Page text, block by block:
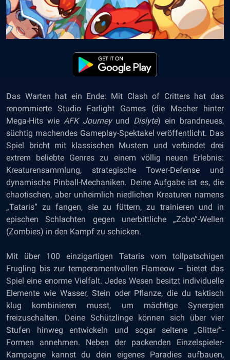
Das Warten hat ein Ende: Mit Clash of Critters hat das
renommierte Studio Farlight Games (die Macher hinter
Mega-Hits wie AFK Journeyund Dislyte) ein brandneues,
süchtig machendes Gameplay-Spektakel veröffentlicht. Das
Spiel bricht mit klassischen Mustern und verbindet drei
extrem beliebte Genres zu einem völlig neuen Erlebnis:
Kreaturensammlung, strategische Tower-Defense und
dynamische Pinball-Mechaniken. Deine Aufgabe ist es, die
chaotischen, aber unheimlich niedlichen Kreaturen namens
„Tataris“ zu fangen, sie zu füttern, zu trainieren und in
epischen Schlachten gegen unerbittliche „Zobo“-Wellen
(Zombies) in den Kampf zu schicken.
Mit über 100 einzigartigen Tataris vom tollpatschigen
Frugling bis zur temperamentvollen Flameow – bietet das
Spiel eine enorme Vielfalt. Jedes Wesen besitzt individuelle
Elemente wie Wasser, Stein oder Pflanze, die du taktisch
klug kombinieren musst, um mächtige Synergien
freizuschalten. Deine Schützlinge können sich über vier
Stufen hinweg entwickeln und sogar seltene „Glitter“-
Formen annehmen. Neben der packenden Einzelspieler-
Kampagne kannst du dein eigenes Paradies aufbauen,